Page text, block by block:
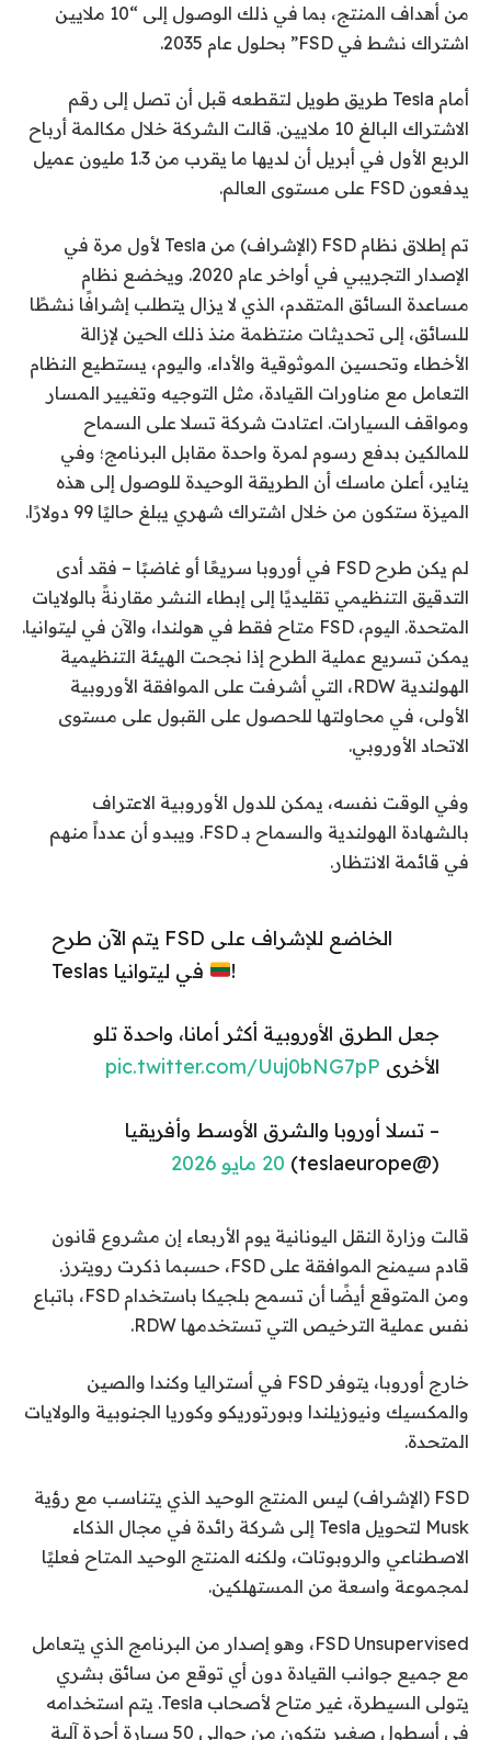
من أهداف المنتج، بما في ذلك الوصول إلى “10 ملايين
اشتراك نشط في FSD” بحلول عام 2035.
أمام Tesla طريق طويل لتقطعه قبل أن تصل إلى رقم
الاشتراك البالغ 10 ملايين. قالت الشركة خلال مكالمة أرباح
الربع الأول في أبريل أن لديها ما يقرب من 1.3 مليون عميل
يدفعون FSD على مستوى العالم.
تم إطلاق نظام FSD (الإشراف) من Tesla لأول مرة في
الإصدار التجريبي في أواخر عام 2020. ويخضع نظام
مساعدة السائق المتقدم، الذي لا يزال يتطلب إشرافًا نشطًا
للسائق، إلى تحديثات منتظمة منذ ذلك الحين لإزالة
الأخطاء وتحسين الموثوقية والأداء. واليوم، يستطيع النظام
التعامل مع مناورات القيادة، مثل التوجيه وتغيير المسار
ومواقف السيارات. اعتادت شركة تسلا على السماح
للمالكين بدفع رسوم لمرة واحدة مقابل البرنامج؛ وفي
يناير، أعلن ماسك أن الطريقة الوحيدة للوصول إلى هذه
الميزة ستكون من خلال اشتراك شهري يبلغ حاليًا 99 دولارًا.
لم يكن طرح FSD في أوروبا سريعًا أو غاضبًا – فقد أدى
التدقيق التنظيمي تقليديًا إلى إبطاء النشر مقارنةً بالولايات
المتحدة. اليوم، FSD متاح فقط في هولندا، والآن في ليتوانيا.
يمكن تسريع عملية الطرح إذا نجحت الهيئة التنظيمية
الهولندية RDW، التي أشرفت على الموافقة الأوروبية
الأولى، في محاولتها للحصول على القبول على مستوى
الاتحاد الأوروبي.
وفي الوقت نفسه، يمكن للدول الأوروبية الاعتراف
بالشهادة الهولندية والسماح بـ FSD. ويبدو أن عدداً منهم
في قائمة الانتظار.
يتم الآن طرح FSD الخاضع للإشراف على
!
جعل الطرق الأوروبية أكثر أمانا، واحدة تلو
الأخرى pic.twitter.com/Uuj0bNG7pP
– تسلا أوروبا والشرق الأوسط وأفريقيا
(@teslaeurope)
20 مايو 2026
قالت وزارة النقل اليونانية يوم الأربعاء إن مشروع قانون
قادم سيمنح الموافقة على FSD، حسبما ذكرت رويترز.
ومن المتوقع أيضًا أن تسمح بلجيكا باستخدام FSD، باتباع
نفس عملية الترخيص التي تستخدمها RDW.
خارج أوروبا، يتوفر FSD في أستراليا وكندا والصين
والمكسيك ونيوزيلندا وبورتوريكو وكوريا الجنوبية والولايات
المتحدة.
FSD (الإشراف) ليس المنتج الوحيد الذي يتناسب مع رؤية
Musk لتحويل Tesla إلى شركة رائدة في مجال الذكاء
الاصطناعي والروبوتات، ولكنه المنتج الوحيد المتاح فعليًا
لمجموعة واسعة من المستهلكين.
FSD Unsupervised، وهو إصدار من البرنامج الذي يتعامل
مع جميع جوانب القيادة دون أي توقع من سائق بشري
يتولى السيطرة، غير متاح لأصحاب Tesla. يتم استخدامه
في أسطول صغير يتكون من حوالي 50 سيارة أجرة آلية